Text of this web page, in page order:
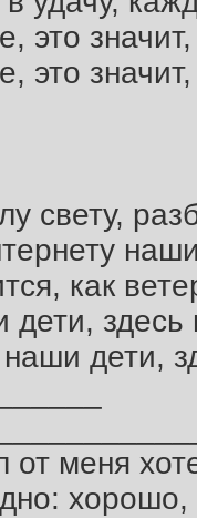
это
это
свету,
как
дети, здесь
наши дети,
от меня